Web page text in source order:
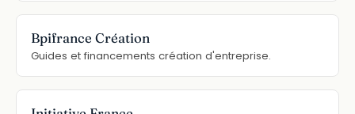
Bpifrance Création
Guides et financements création d'entreprise.